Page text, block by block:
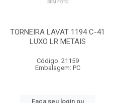
TORNEIRA LAVAT 1194 C-41
LUXO LR METAIS
Código: 21159
Embalagem: PC
Faça seu login ou